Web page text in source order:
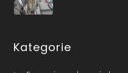
Kategorie